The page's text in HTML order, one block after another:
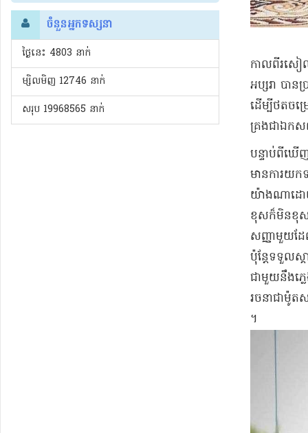
ចំនួនអ្នកទស្សនា
ថ្ងៃនេះ​ 4803 នាក់
ម្សិលមិញ 12746 នាក់
សរុប 19968565 នាក់
កាលពី​រសៀល​
អប្សរា បាន​
ដើម្បី​ថត​ចម្
គ្រង​ជា​ឯកស
បន្ទាប់ពី​ឃើ
មាន​ការយក​
យ៉ាងណា​ដោ
ខុស​ក៏​មិន​ខុស​ដ
សញ្ញា​មួយ​ដែ
ប៉ុន្តែ​ទទួល
ជាមួយនឹង​ភ្
រចនា​ជា​ម៉ូ
។​